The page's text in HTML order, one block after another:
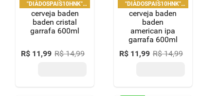
"DIADOSPAIS10HNK"
|"DIADOSPAIS20HNK" |
"DIADOSPAIS30HNK" |
limitado a 2 pedido por
CPF
cerveja baden
baden cristal
garrafa 600ml
R$ 11,99 R$ 14,99
"DIADOSPAIS10HNK"
|"DIADOSPAIS20HNK" |
"DIADOSPAIS30HNK" |
limitado a 2 pedido por
CPF
cerveja baden
baden
american ipa
garrafa 600ml
R$ 11,99 R$ 14,99